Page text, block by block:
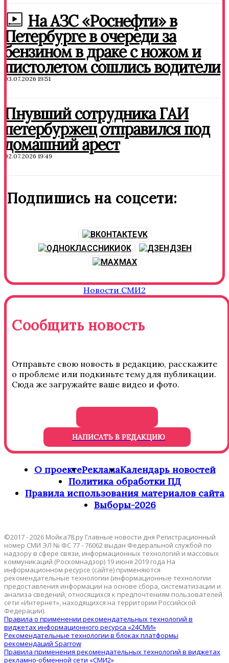
На АЗС «Роснефти» в
Петербурге в очереди за
бензином в драке с ножом и
пистолетом сошлись водители
03.07.2026 19:51
Пнувший сотрудника ГАИ
петербуржец отправился под
домашний арест
02.07.2026 19:49
Подпишись на соцсети:
VK
OK
ДЗЕН
MAX
Новости СМИ2
Сообщить новость
Отправьте свою новость в редакцию, расскажите
о проблеме или подкиньте тему для публикации.
Сюда же загружайте ваше видео и фото.
НАПИСАТЬ В РЕДАКЦИЮ
О проектеРекламаКалендарь новостей
Политика обработки ПД
Правила использования материалов сайта
Выборы-2026
©2017 - 2026 Мойка78.ру Главные новости дня Регистрационный
номер СМИ ЭЛ № ФС 77 - 76062 выдан Федеральной службой по
надзору в сфере связи, информационных технологий и массовых
коммуникаций (Роскомнадзор) 19 июня 2019 года На
информационном ресурсе (сайте) применяются
рекомендательные технологии (информационные технологии
предоставления информации на основе сбора, систематизации и
анализа сведений, относящихся к предпочтениям пользователей
сети «Интернет», находящихся на территории Российской
Федерации).
Правила о применении рекомендательных технологий в
виджетах информационного ресурса «24СМИ»
Рекомендательные технологии в блоках платформы
рекомендаций Sparrow
Правила применения рекомендательных технологий в виджетах
рекламно-обменной сети «СМИ2»